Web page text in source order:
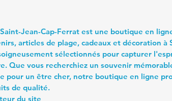
Jean-Cap-Ferrat est une boutique en
articles de plage, cadeaux et décoration
sélectionnés pour capturer
Que vous recherchiez un souvenir
pour un être cher, notre boutique en ligne
de qualité.
du site